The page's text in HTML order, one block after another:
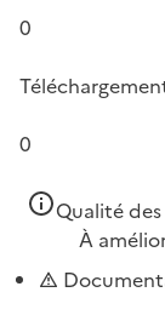
0
0
Qualité
À